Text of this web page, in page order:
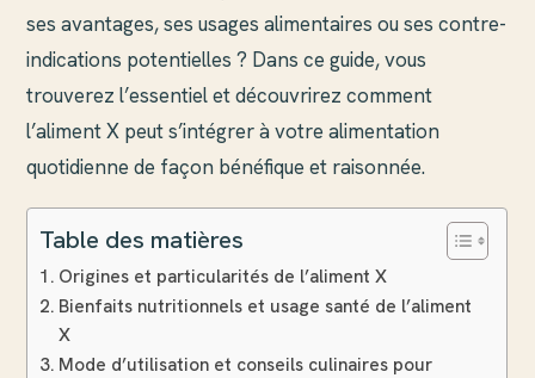
ses avantages, ses usages alimentaires ou ses contre-
indications potentielles ? Dans ce guide, vous
trouverez l’essentiel et découvrirez comment
l’aliment X peut s’intégrer à votre alimentation
quotidienne de façon bénéfique et raisonnée.
Table des matières
Origines et particularités de l’aliment X
Bienfaits nutritionnels et usage santé de l’aliment
X
Mode d’utilisation et conseils culinaires pour